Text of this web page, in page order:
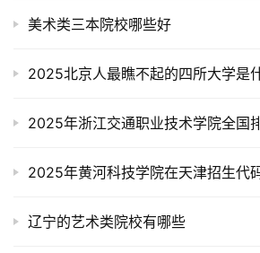
美术类三本院校哪些好
2025北京人最瞧不起的四所大学是
2025年浙江交通职业技术学院全国
2025年黄河科技学院在天津招生代
辽宁的艺术类院校有哪些